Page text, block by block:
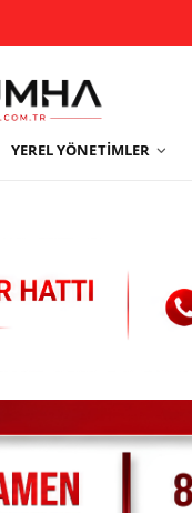
YEREL YÖNETIMLER